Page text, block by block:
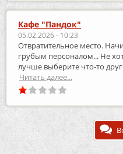
Кафе "Пандок"
05.02.2026 - 10:23
Отвратительное место.
грубым персоналом... Не
лучше выберите что-то
Читать далее...